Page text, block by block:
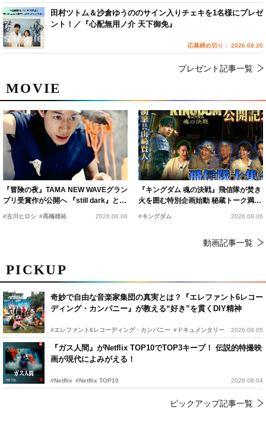
PICKUP
奇妙で自由な音楽家集団の真実とは？『エレファント6レコー
ディング・カンパニー』が教える“好き”を貫くDIY精神
#エレファント6レコーディング・カンパニー #ドキュメンタリー 2026.08.05
『ガス人間』がNetflix TOP10でTOP3キープ！ 伝説的特撮映
画が現代によみがえる！
#Netflix #Netflix TOP10 2026.08.04
ピックアップ記事一覧
MOVIE
『冒険の夜』TAMA NEW WAVEグラン
プリ受賞作が公開へ 『still dark』と同
時上映決定
#古川ヒロシ #髙橋雄祐 2026.08.06
『キングダム 魂の決戦』飛信隊が焚き
火を囲む特別企画始動 秘蔵トーク満載
の“キングダムキャンプ”開催
#キングダム 2026.08.06
動画記事一覧
田村ツトム＆沙倉ゆうののサイン入りチェキを1名様にプレゼ
ント！／『心配無用ノ介 天下御免』
応募締め切り： 2026.08.20
プレゼント記事一覧